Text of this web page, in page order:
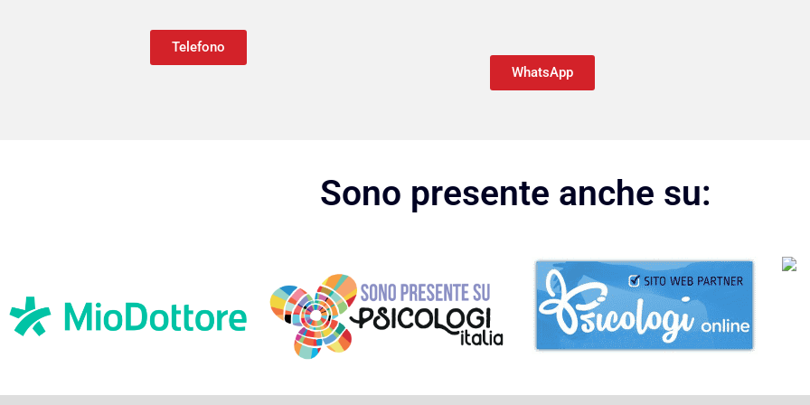
Telefono
WhatsApp
Sono presente anche su: